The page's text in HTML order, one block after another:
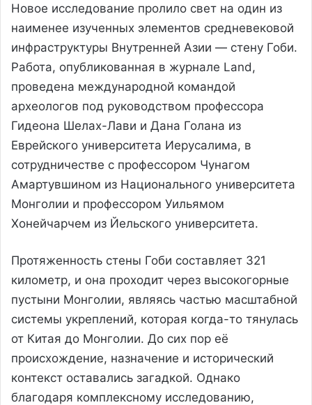
Новое исследование пролило свет на один из
наименее изученных элементов средневековой
инфраструктуры Внутренней Азии — стену Гоби.
Работа, опубликованная в журнале Land,
проведена международной командой
археологов под руководством профессора
Гидеона Шелах-Лави и Дана Голана из
Еврейского университета Иерусалима, в
сотрудничестве с профессором Чунагом
Амартувшином из Национального университета
Монголии и профессором Уильямом
Хонейчарчем из Йельского университета.
Протяженность стены Гоби составляет 321
километр, и она проходит через высокогорные
пустыни Монголии, являясь частью масштабной
системы укреплений, которая когда-то тянулась
от Китая до Монголии. До сих пор её
происхождение, назначение и исторический
контекст оставались загадкой. Однако
благодаря комплексному исследованию,